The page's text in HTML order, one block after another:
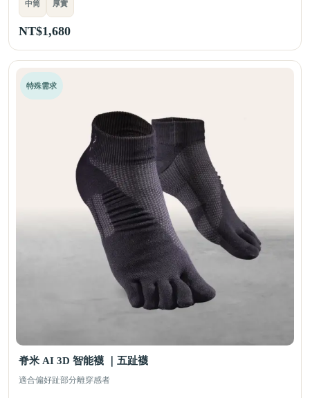
中筒 厚實
NT$1,680
特殊需求
脊米 AI 3D 智能襪 ｜五趾襪
適合偏好趾部分離穿感者